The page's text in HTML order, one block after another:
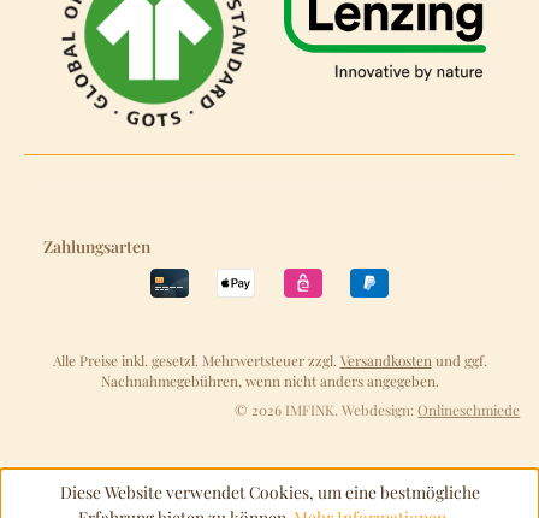
Zahlungsarten
Alle Preise inkl. gesetzl. Mehrwertsteuer zzgl. Versandkosten und ggf.
Nachnahmegebühren, wenn nicht anders angegeben.
© 2026 IMFINK. Webdesign:Onlineschmiede
Diese Website verwendet Cookies, um eine bestmögliche